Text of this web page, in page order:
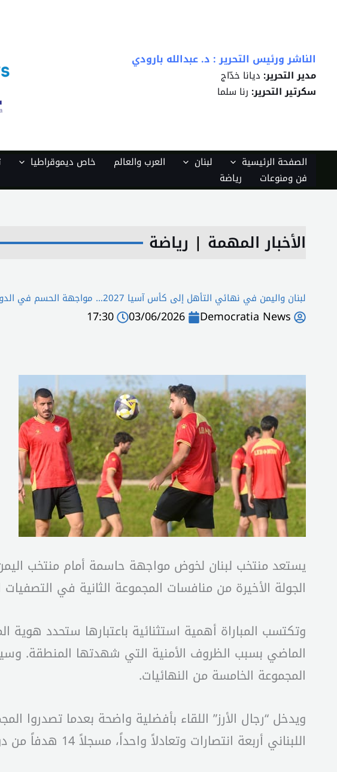
الناشر ورئيس التحرير : د. عبدالله بارودي
مدير التحرير: ديانا خدّاج
سكرتير التحرير: رنا سلما
الصفحة الرئيسية لبنان العرب والعالم خاص ديموقراطيا
فن ومنوعات
رياضة
الأخبار المهمة | رياضة
لبنان واليمن في نهائي التأهل إلى كأس آسيا 2027… مواجهة الحسم في الدوحة
Democratia News
03/06/2026
17:30
يستعد منتخب لبنان لخوض مواجهة حاسمة أمام منتخب
الجولة الأخيرة من منافسات المجموعة الثانية في التصفيات
وتكتسب المباراة أهمية استثنائية باعتبارها ستحدد هوية
الماضي بسبب الظروف الأمنية التي شهدتها المنطقة.
المجموعة الخامسة من النهائيات.
اللبناني أربعة انتصارات وتعادلاً واحداً، مسجلاً 14 هدفاً من دون أن تهتز شباكه.